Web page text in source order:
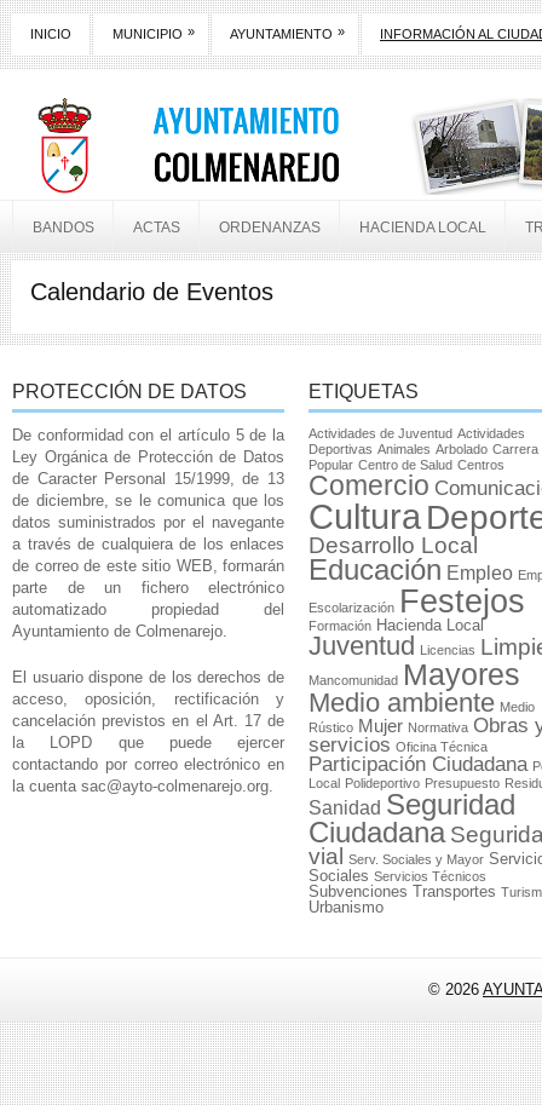
INICIO MUNICIPIO » AYUNTAMIENTO » INFORMACIÓN AL
BANDOS ACTAS ORDENANZAS HACIENDA LOCAL
Calendario de Eventos
PROTECCIÓN DE DATOS
De conformidad con el artículo 5 de la
Ley Orgánica de Protección de Datos
de Caracter Personal 15/1999, de 13
de diciembre, se le comunica que los
datos suministrados por el navegante
a través de cualquiera de los enlaces
de correo de este sitio WEB, formarán
parte de un fichero electrónico
automatizado propiedad del
Ayuntamiento de Colmenarejo.
El usuario dispone de los derechos de
acceso, oposición, rectificación y
cancelación previstos en el Art. 17 de
la LOPD que puede ejercer
contactando por correo electrónico en
la cuenta sac@ayto-colmenarejo.org.
ETIQUETAS
Actividades de Juventud Actividades
Deportivas Animales Arbolado Carrera
Popular Centro de Salud Centros
Comercio
Cultura
Desarrollo Local
Educación Empleo
Escolarización Festejos
Formación Hacienda Local
Juventud Licencias
Mancomunidad Mayores
Medio ambiente Medio
Rústico Mujer Normativa Obras
servicios Oficina Técnica
Participación Ciudadana
Local Polideportivo Presupuesto
Sanidad Seguridad
Ciudadana
vial
Serv. Sociales y Mayor
Sociales Servicios Técnicos
Subvenciones Transportes
Urbanismo
© 2026